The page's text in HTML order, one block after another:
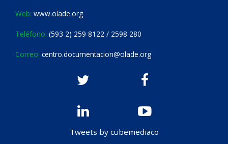
Web: www.olade.org
Teléfono: (593 2) 259 8122 / 2598 280
Correo: centro.documentacion@olade.org
Tweets by cubemediaco